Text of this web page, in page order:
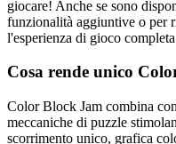
giocare! Anche se sono
funzionalità aggiuntive o per
l'esperienza di gioco
Cosa rende unico
Color Block Jam combina
meccaniche di puzzle
scorrimento unico, grafica